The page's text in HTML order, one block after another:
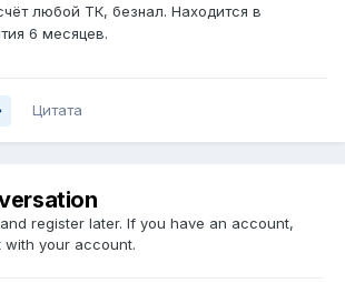
любой ТК, безнал. Находится в
6 месяцев.
Цитата
register later. If you have an account,
with your account.